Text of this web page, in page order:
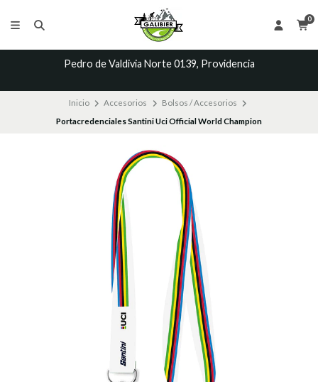
0
Pedro de Valdivia Norte 0139, Providencia
Inicio Accesorios
Bolsos / Accesorios
Portacredenciales Santini Uci Official World Champion